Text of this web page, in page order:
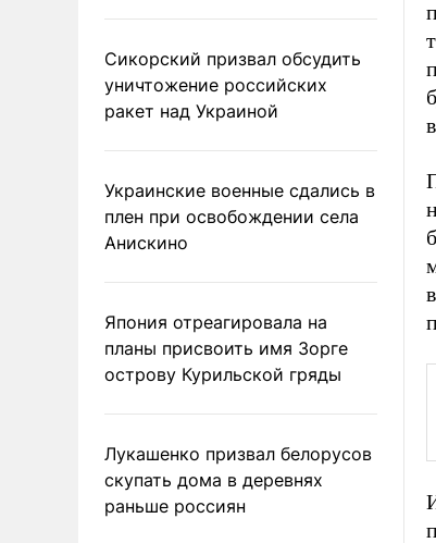
Сикорский призвал обсудить
уничтожение российских
ракет над Украиной
Украинские военные сдались в
плен при освобождении села
Анискино
Япония отреагировала на
планы присвоить имя Зорге
острову Курильской гряды
Лукашенко призвал белорусов
скупать дома в деревнях
раньше россиян